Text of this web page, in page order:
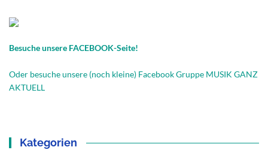
Besuche unsere FACEBOOK-Seite!
Oder besuche unsere (noch kleine) Facebook Gruppe MUSIK GANZ
AKTUELL
Kategorien